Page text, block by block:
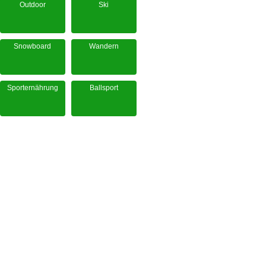
Outdoor Ski
Snowboard Wandern
Sporternährung Ballsport